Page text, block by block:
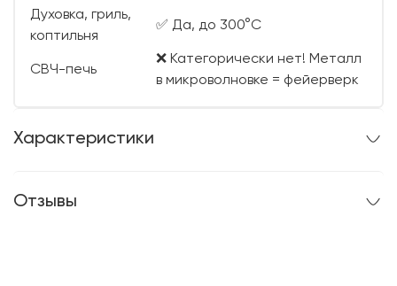
Духовка, гриль,
коптильня
✅ Да, до 300°C
СВЧ-печь
❌ Категорически нет! Металл
в микроволновке = фейерверк
Характеристики
Отзывы